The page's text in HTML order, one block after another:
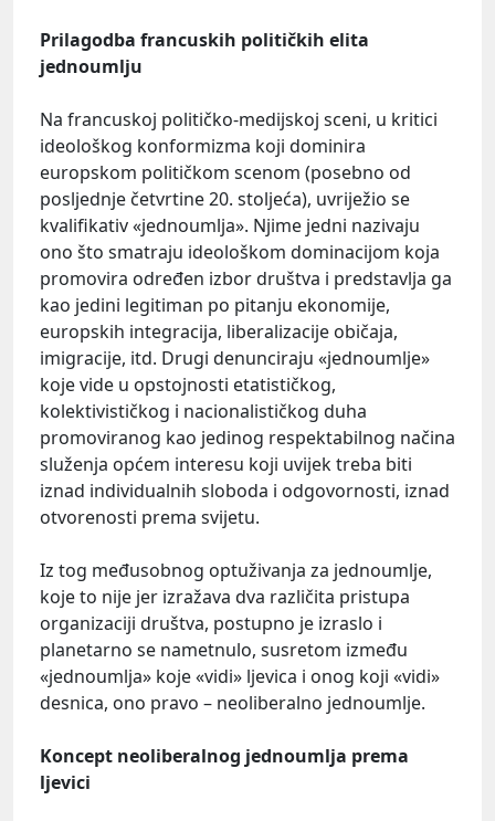
Prilagodba francuskih političkih elita
jednoumlju
Na francuskoj političko-medijskoj sceni, u kritici
ideološkog konformizma koji dominira
europskom političkom scenom (posebno od
posljednje četvrtine 20. stoljeća), uvriježio se
kvalifikativ «jednoumlja». Njime jedni nazivaju
ono što smatraju ideološkom dominacijom koja
promovira određen izbor društva i predstavlja ga
kao jedini legitiman po pitanju ekonomije,
europskih integracija, liberalizacije običaja,
imigracije, itd. Drugi denunciraju «jednoumlje»
koje vide u opstojnosti etatističkog,
kolektivističkog i nacionalističkog duha
promoviranog kao jedinog respektabilnog načina
služenja općem interesu koji uvijek treba biti
iznad individualnih sloboda i odgovornosti, iznad
otvorenosti prema svijetu.
Iz tog međusobnog optuživanja za jednoumlje,
koje to nije jer izražava dva različita pristupa
organizaciji društva, postupno je izraslo i
planetarno se nametnulo, susretom između
«jednoumlja» koje «vidi» ljevica i onog koji «vidi»
desnica, ono pravo – neoliberalno jednoumlje.
Koncept neoliberalnog jednoumlja prema
ljevici